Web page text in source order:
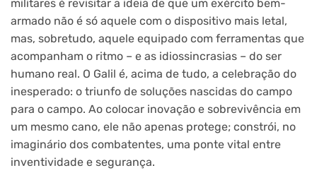
militares é revisitar a ideia de que um exército bem-
armado não é só aquele com o dispositivo mais letal,
mas, sobretudo, aquele equipado com ferramentas que
acompanham o ritmo – e as idiossincrasias – do ser
humano real. O Galil é, acima de tudo, a celebração do
inesperado: o triunfo de soluções nascidas do campo
para o campo. Ao colocar inovação e sobrevivência em
um mesmo cano, ele não apenas protege; constrói, no
imaginário dos combatentes, uma ponte vital entre
inventividade e segurança.